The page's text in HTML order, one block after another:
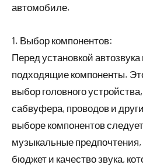
автомобиле.
1. Выбор компонентов:
Перед установкой
подходящие компоненты.
выбор головного
сабвуфера, проводов и
выборе компонентов
музыкальные
бюджет и качество звука,